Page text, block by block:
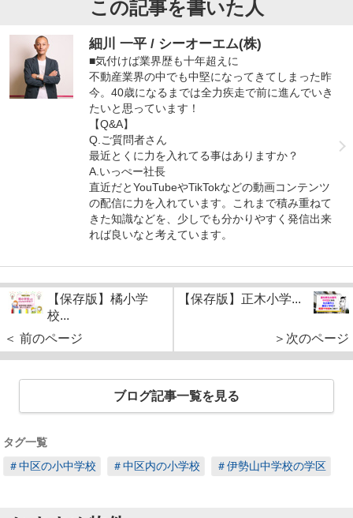
この記事を書いた人
細川 一平 / シーオーエム(株)
■気付けば業界歴も十年超えに
不動産業界の中でも中堅になってきてしまった昨
今。40歳になるまでは全力疾走で前に進んでいき
たいと思っています！
【Q&A】
Q.ご質問者さん
最近とくに力を入れてる事はありますか？
A.いっぺー社長
直近だとYouTubeやTikTokなどの動画コンテンツ
の配信に力を入れています。これまで積み重ねて
きた知識などを、少しでも分かりやすく発信出来
れば良いなと考えています。
【保存版】橘小学
校...
＜ 前のページ
【保存版】正木小学...
＞次のページ
ブログ記事一覧を見る
タグ一覧
＃中区の小中学校
＃中区内の小学校 ＃伊勢山中学校の学区